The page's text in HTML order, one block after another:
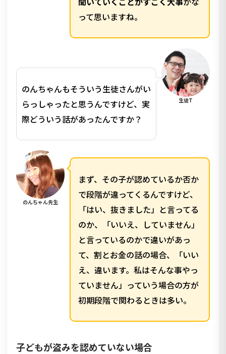
って思いますね。
のんちゃんもそういう生徒さんがい
らっしゃったと思うんですけど、実
際どういう話があったんですか？
生徒T
のんちゃん先生
まず、その子が認めているか否か
で段階が違ってくるんですけど、
「はい、抜きました」と言ってる
のか、「いいえ、していません」
と言っているのかで違いがあっ
て、割とお金の話の場合、「いい
え、違います。私はそんな事やっ
ていません」っていう場合の方が
初期段階で関わるときは多い。
子どもが盗みを認めていない場合